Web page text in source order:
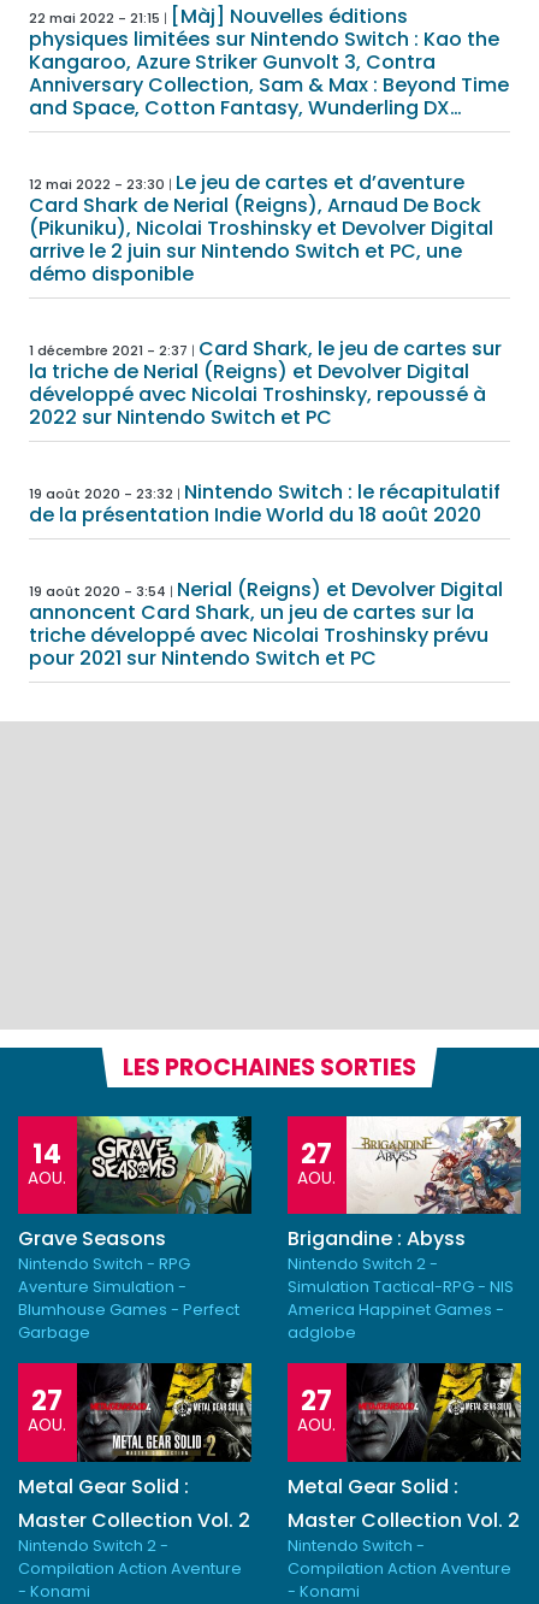
22 mai 2022 - 21:15
[Màj] Nouvelles éditions
physiques limitées sur Nintendo Switch : Kao the
Kangaroo, Azure Striker Gunvolt 3, Contra
Anniversary Collection, Sam & Max : Beyond Time
and Space, Cotton Fantasy, Wunderling DX…
12 mai 2022 - 23:30
Le jeu de cartes et d’aventure
Card Shark de Nerial (Reigns), Arnaud De Bock
(Pikuniku), Nicolai Troshinsky et Devolver Digital
arrive le 2 juin sur Nintendo Switch et PC, une
démo disponible
1 décembre 2021 - 2:37
Card Shark, le jeu de cartes sur
la triche de Nerial (Reigns) et Devolver Digital
développé avec Nicolai Troshinsky, repoussé à
2022 sur Nintendo Switch et PC
19 août 2020 - 23:32
Nintendo Switch : le récapitulatif
de la présentation Indie World du 18 août 2020
19 août 2020 - 3:54
Nerial (Reigns) et Devolver Digital
annoncent Card Shark, un jeu de cartes sur la
triche développé avec Nicolai Troshinsky prévu
pour 2021 sur Nintendo Switch et PC
LES PROCHAINES SORTIES
14
AOU.
Grave Seasons
Nintendo Switch - RPG
Aventure Simulation -
Blumhouse Games - Perfect
Garbage
27
AOU.
Brigandine : Abyss
Nintendo Switch 2 -
Simulation Tactical-RPG - NIS
America Happinet Games -
adglobe
27
AOU.
Metal Gear Solid :
Master Collection Vol. 2
Nintendo Switch 2 -
Compilation Action Aventure
- Konami
27
AOU.
Metal Gear Solid :
Master Collection Vol. 2
Nintendo Switch -
Compilation Action Aventure
- Konami